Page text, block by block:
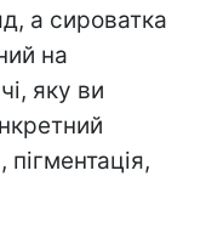
а сироватка
на
яку ви